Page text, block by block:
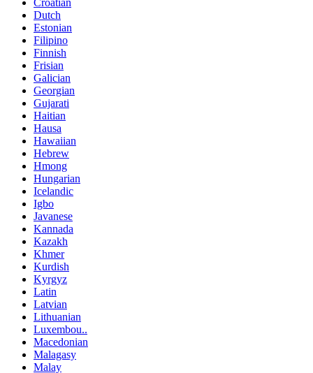
Dutch
Estonian
Filipino
Finnish
Frisian
Galician
Georgian
Gujarati
Haitian
Hausa
Hawaiian
Hebrew
Hmong
Hungarian
Icelandic
Igbo
Javanese
Kannada
Kazakh
Khmer
Kurdish
Kyrgyz
Latin
Latvian
Lithuanian
Luxembou..
Macedonian
Malagasy
Malay